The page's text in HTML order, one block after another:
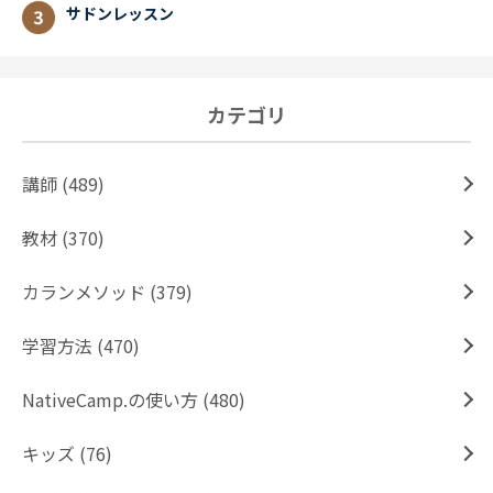
サドンレッスン
カテゴリ
講師 (489)
教材 (370)
カランメソッド (379)
学習方法 (470)
NativeCamp.の使い方 (480)
キッズ (76)